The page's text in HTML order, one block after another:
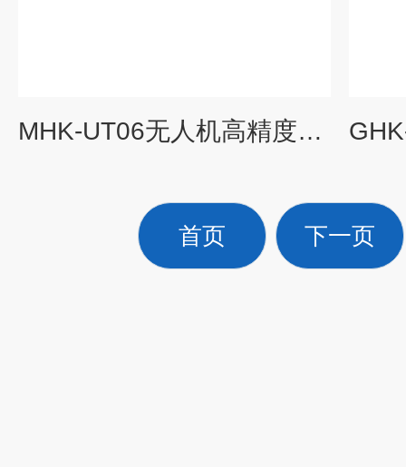
MHK-UT06无人机高精度多通道气体采样富集系统
首页 下一页